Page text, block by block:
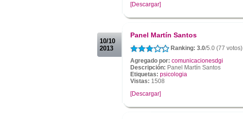
[Descargar]
10/10
2013
Panel Martín Santos
Ranking: 3.0/5.0 (77 votos)
Agregado por: comunicacionesdgi
Descripción: Panel Martín Santos
Etiquetas: psicologia
Vistas: 1508
[Descargar]